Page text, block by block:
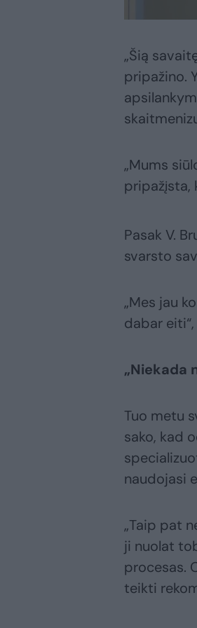
„Šią
pripažino.
„Mums
pripažįsta,
Pasak V.
svarsto
„Mes jau
dabar
„Niekada
Tuo metu
sako, kad
naudojasi
„Taip pat
ji nuolat
procesas.
teikti